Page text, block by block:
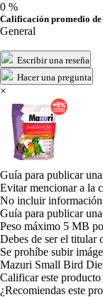
0 %
Calificación promedio de
General
Escribir una reseña
Hacer una pregunta
×
Guía para publicar una
Evitar mencionar a la
No incluir información
Guía para publicar
Peso máximo 5 MB
Debes de ser el titular
Se prohíbe subir
Mazuri Small Bird
Calificar este producto
Tu valoración
¿Recomiendas este